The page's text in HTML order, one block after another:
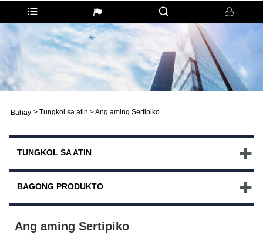
Bahay > Tungkol sa atin >Ang aming Sertipiko
TUNGKOL SA ATIN
BAGONG PRODUKTO
Ang aming Sertipiko